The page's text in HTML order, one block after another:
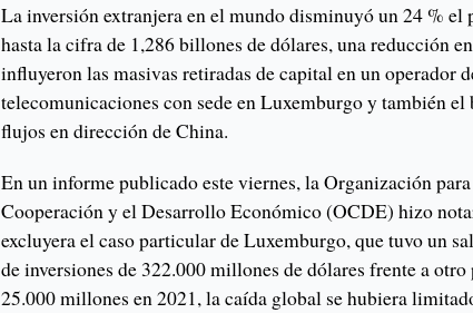
La inversión extranjera en el mundo disminuyó un 24 % el
hasta la cifra de 1,286 billones de dólares, una reducción
influyeron las masivas retiradas de capital en un operador
telecomunicaciones con sede en Luxemburgo y también el
flujos en dirección de China.
En un informe publicado este viernes, la Organización
Cooperación y el Desarrollo Económico (OCDE) hizo
excluyera el caso particular de Luxemburgo, que tuvo un
de inversiones de 322.000 millones de dólares frente a
25.000 millones en 2021, la caída global se hubiera